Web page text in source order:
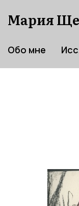
Мария
Обо мне